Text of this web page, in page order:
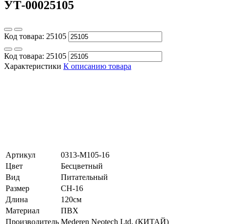
УТ-00025105
Код товара: 25105
Код товара: 25105
Характеристики К описанию товара
Артикул
0313-M105-16
Цвет
Бесцветный
Вид
Питательный
Размер
CH-16
Длина
120см
Материал
ПВХ
Производитель Mederen Neotech Ltd. (КИТАЙ)